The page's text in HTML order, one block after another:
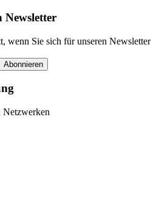
Newsletter
wenn Sie sich für unseren Newsletter
Abonnieren
Netzwerken